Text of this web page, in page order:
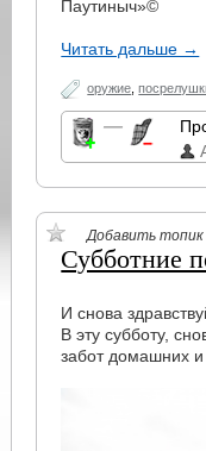
Паутиныч»©
Читать дальше →
оружие ,
—
Добавить топик
Субботние
И снова
В эту субботу,
забот домашних